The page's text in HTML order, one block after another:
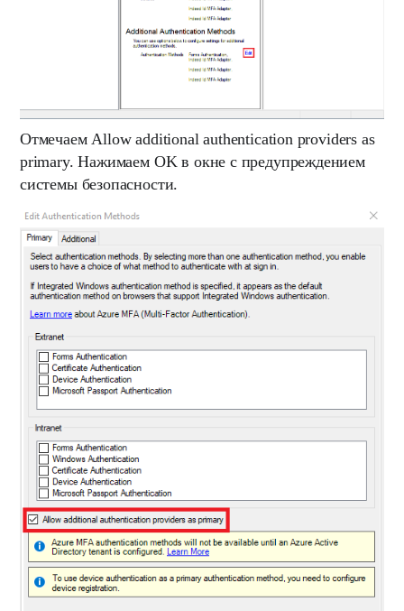
ОтмечаемAllow additional authentication providers as
primary.Нажимаем OKв окне с предупреждением
системы безопасности.